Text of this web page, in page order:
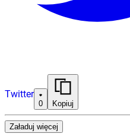
Twitter
0 Kopiuj
Załaduj więcej